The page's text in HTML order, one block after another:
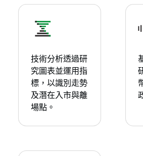
技術分析透過研
究圖表並運用指
標，以識別走勢
及潛在入市與離
場點。